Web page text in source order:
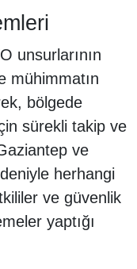
unsurlarının
mühimmatın
bölgede
sürekli takip ve
ve
herhangi
ve güvenlik
yaptığı